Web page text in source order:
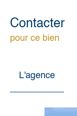
Contacter
pour ce bien
L'agence